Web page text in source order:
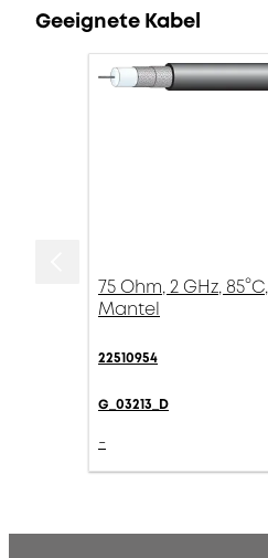
Geeignete Kabel
75 Ohm, 2 GHz,
Mantel
22510954
G_03213_D
-